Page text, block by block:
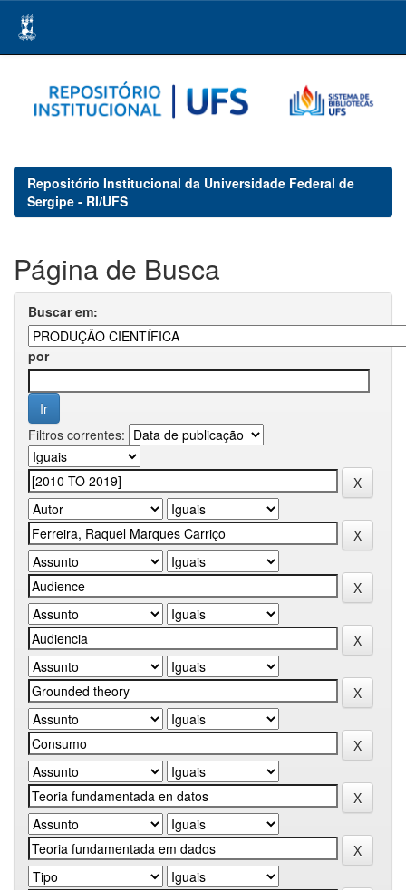
navigation
Repositório Institucional da Universidade Federal de
Sergipe - RI/UFS
Página de Busca
Buscar em:
por
Filtros correntes: